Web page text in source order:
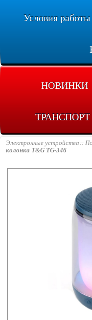
Условия работы
НОВИНКИ
ТРАНСПОРТ
Электронные устройства
колонка T&G TG-346